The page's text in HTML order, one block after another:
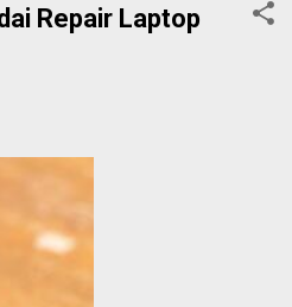
Repair Laptop